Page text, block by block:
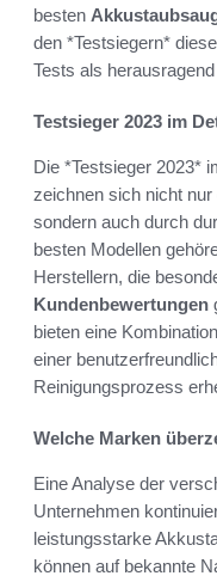
besten
den *Testsiegern*
Tests als
Testsieger 2023 im
Die *Testsieger 2023*
zeichnen sich nicht
sondern auch durch
besten Modellen
Herstellern, die
Kundenbewertungen
bieten eine
einer
Reinigungsprozess
Welche Marken
Eine Analyse der
Unternehmen
leistungsstarke
können auf bekannte